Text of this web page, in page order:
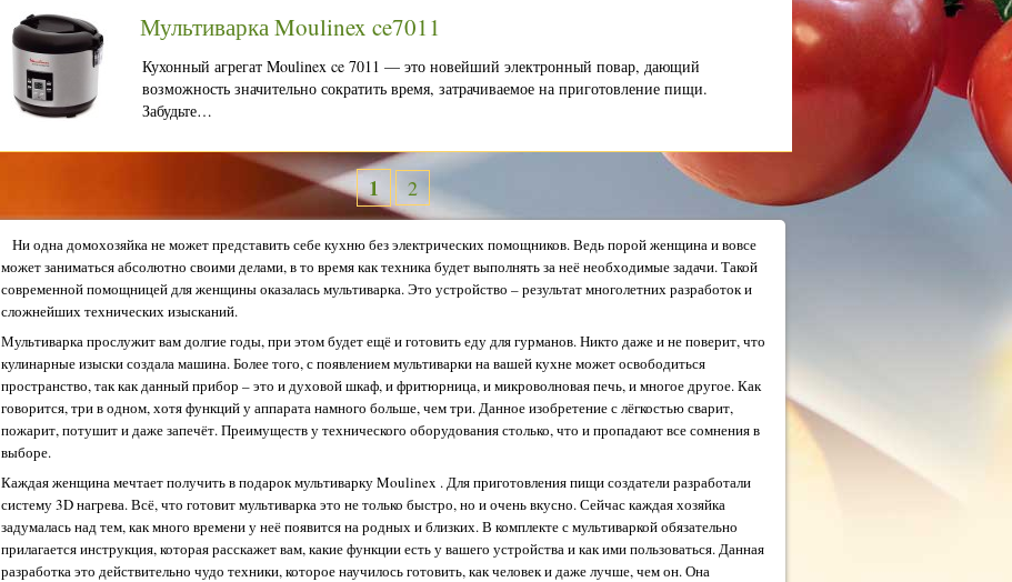
Мультиварка Moulinex ce7011
Кухонный агрегат Moulinex ce 7011 — это новейший электронный повар, дающий
возможность значительно сократить время, затрачиваемое на приготовление пищи.
Забудьте…
1 2
Ни одна домохозяйка не может представить себе кухню без электрических помощников. Ведь порой женщина и вовсе
может заниматься абсолютно своими делами, в то время как техника будет выполнять за неё необходимые задачи. Такой
современной помощницей для женщины оказалась мультиварка. Это устройство – результат многолетних разработок и
сложнейших технических изысканий.
Мультиварка прослужит вам долгие годы, при этом будет ещё и готовить еду для гурманов. Никто даже и не поверит, что
кулинарные изыски создала машина. Более того, с появлением мультиварки на вашей кухне может освободиться
пространство, так как данный прибор – это и духовой шкаф, и фритюрница, и микроволновая печь, и многое другое. Как
говорится, три в одном, хотя функций у аппарата намного больше, чем три. Данное изобретение с лёгкостью сварит,
пожарит, потушит и даже запечёт. Преимуществ у технического оборудования столько, что и пропадают все сомнения в
выборе.
Каждая женщина мечтает получить в подарок мультиварку Moulinex . Для приготовления пищи создатели разработали
систему 3D нагрева. Всё, что готовит мультиварка это не только быстро, но и очень вкусно. Сейчас каждая хозяйка
задумалась над тем, как много времени у неё появится на родных и близких. В комплекте с мультиваркой обязательно
прилагается инструкция, которая расскажет вам, какие функции есть у вашего устройства и как ими пользоваться. Данная
разработка это действительно чудо техники, которое научилось готовить, как человек и даже лучше, чем он. Она